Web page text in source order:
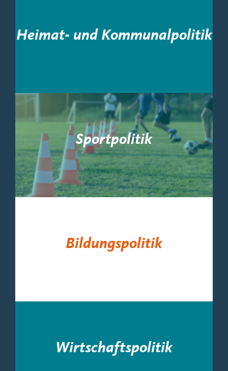
Heimat- und Kommunalpolitik
Sportpolitik
Bildungspolitik
Wirtschaftspolitik